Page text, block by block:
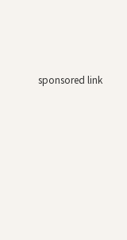
sponsored link